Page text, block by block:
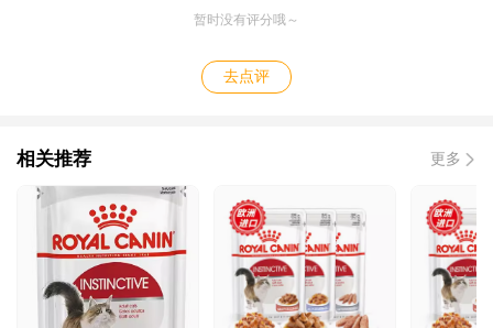
暂时没有评分哦～
去点评
相关推荐 更多